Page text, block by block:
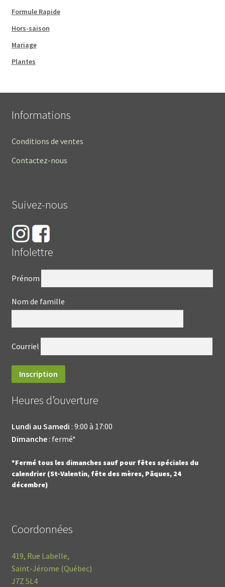
Formule Rapide
Hors-saison
Mariage
Plantes
Informations
Conditions de ventes
Contactez-nous
Suivez-nous
Infolettre
Prénom
Nom de famille
Courriel
Heures d’ouverture
Lundi au Samedi : 9:00 à 17:00
Dimanche: fermé*
*Fermé tous les dimanches sauf pour fêtes spéciales du
calendrier (St-Valentin, fête des mères, Pâques, 24
décembre)
Coordonnées
419, Rue Labelle,
Saint-Jérome (Québec)
J7Z 5L4